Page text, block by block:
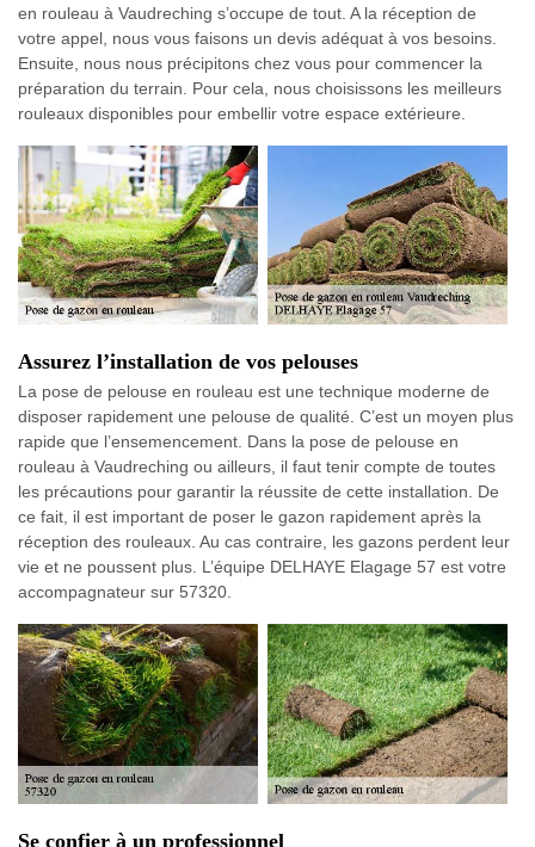
en rouleau à Vaudreching s’occupe de tout. A la réception de
votre appel, nous vous faisons un devis adéquat à vos besoins.
Ensuite, nous nous précipitons chez vous pour commencer la
préparation du terrain. Pour cela, nous choisissons les meilleurs
rouleaux disponibles pour embellir votre espace extérieure.
Assurez l’installation de vos pelouses
La pose de pelouse en rouleau est une technique moderne de
disposer rapidement une pelouse de qualité. C’est un moyen plus
rapide que l’ensemencement. Dans la pose de pelouse en
rouleau à Vaudreching ou ailleurs, il faut tenir compte de toutes
les précautions pour garantir la réussite de cette installation. De
ce fait, il est important de poser le gazon rapidement après la
réception des rouleaux. Au cas contraire, les gazons perdent leur
vie et ne poussent plus. L’équipe DELHAYE Elagage 57 est votre
accompagnateur sur 57320.
Se confier à un professionnel